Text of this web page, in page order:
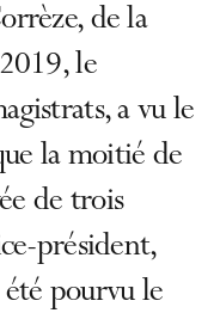
de la
le
a vu le
la moitié de
de trois
président,
pourvu le